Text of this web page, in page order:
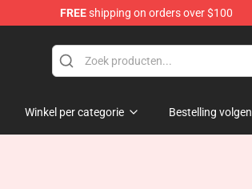
FREEshipping on orders over $100
Winkel per categorie Bestelling volgen